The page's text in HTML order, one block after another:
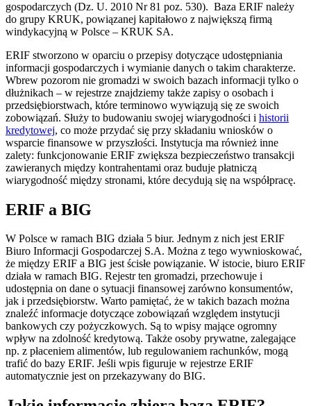
gospodarczych (Dz. U. 2010 Nr 81 poz. 530). Baza ERIF należy
do grupy KRUK, powiązanej kapitałowo z największą firmą
windykacyjną w Polsce – KRUK SA.
ERIF stworzono w oparciu o przepisy dotyczące udostępniania
informacji gospodarczych i wymianie danych o takim charakterze.
Wbrew pozorom nie gromadzi w swoich bazach informacji tylko o
dłużnikach – w rejestrze znajdziemy także zapisy o osobach i
przedsiębiorstwach, które terminowo wywiązują się ze swoich
zobowiązań. Służy to budowaniu swojej wiarygodności i historii
kredytowej, co może przydać się przy składaniu wniosków o
wsparcie finansowe w przyszłości. Instytucja ma również inne
zalety: funkcjonowanie ERIF zwiększa bezpieczeństwo transakcji
zawieranych między kontrahentami oraz buduje płatniczą
wiarygodność między stronami, które decydują się na współpracę.
ERIF a BIG
W Polsce w ramach BIG działa 5 biur. Jednym z nich jest ERIF
Biuro Informacji Gospodarczej S.A. Można z tego wywnioskować,
że między ERIF a BIG jest ścisłe powiązanie. W istocie, biuro ERIF
działa w ramach BIG. Rejestr ten gromadzi, przechowuje i
udostępnia on dane o sytuacji finansowej zarówno konsumentów,
jak i przedsiębiorstw. Warto pamiętać, że w takich bazach można
znaleźć informacje dotyczące zobowiązań względem instytucji
bankowych czy pożyczkowych. Są to wpisy mające ogromny
wpływ na zdolność kredytową. Także osoby prywatne, zalegające
np. z płaceniem alimentów, lub regulowaniem rachunków, mogą
trafić do bazy ERIF. Jeśli wpis figuruje w rejestrze ERIF
automatycznie jest on przekazywany do BIG.